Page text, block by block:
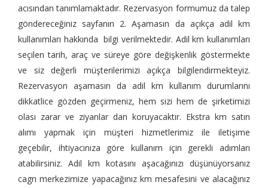
acısından tanımlamaktadır. Rezervasyon formumuz da talep
göndereceğiniz sayfanın 2. Aşamasın da açıkça adil km
kullanımları hakkında bilgi verilmektedir. Adil km kullanımları
seçilen tarih, araç ve süreye göre değişkenlik göstermekte
ve siz değerli müşterilerimizi açıkça bilgilendirmekteyiz.
Rezervasyon aşamasın da adil km kullanım durumlarını
dikkatlice gözden geçirmeniz, hem sizi hem de şirketimizi
olası zarar ve ziyanlar dan koruyacaktır. Ekstra km satın
alımı yapmak için müşteri hizmetlerimiz ile iletişime
geçebilir, ihtiyacınıza göre kullanım için gerekli adımları
atabilirsiniz. Adil km kotasını aşacağınızı düşünüyorsanız
cagrı merkezimize yapacağınız km mesafesini ve alacağınız